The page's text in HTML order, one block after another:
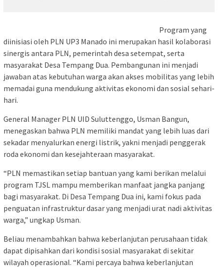
Program yang
diinisiasi oleh PLN UP3 Manado ini merupakan hasil kolaborasi
sinergis antara PLN, pemerintah desa setempat, serta
masyarakat Desa Tempang Dua. Pembangunan ini menjadi
jawaban atas kebutuhan warga akan akses mobilitas yang lebih
memadai guna mendukung aktivitas ekonomi dan sosial sehari-
hari.
General Manager PLN UID Suluttenggo, Usman Bangun,
menegaskan bahwa PLN memiliki mandat yang lebih luas dari
sekadar menyalurkan energi listrik, yakni menjadi penggerak
roda ekonomi dan kesejahteraan masyarakat.
“PLN memastikan setiap bantuan yang kami berikan melalui
program TJSL mampu memberikan manfaat jangka panjang
bagi masyarakat. Di Desa Tempang Dua ini, kami fokus pada
penguatan infrastruktur dasar yang menjadi urat nadi aktivitas
warga,” ungkap Usman.
Beliau menambahkan bahwa keberlanjutan perusahaan tidak
dapat dipisahkan dari kondisi sosial masyarakat di sekitar
wilayah operasional. “Kami percaya bahwa keberlanjutan